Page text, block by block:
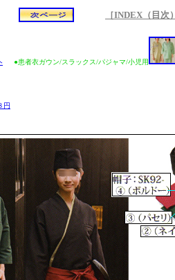
［INDEX（目次
●患者衣ガウン/スラックス/パジャマ/小児用
円